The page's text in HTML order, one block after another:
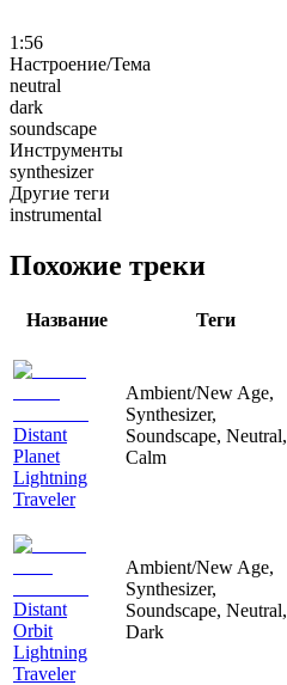
1:56
Настроение/Тема
neutral
dark
soundscape
Инструменты
synthesizer
Другие теги
instrumental
Похожие треки
Название Теги
Distant
Planet
Lightning
Traveler
Ambient/New Age,
Synthesizer,
Soundscape, Neutral,
Calm
Distant
Orbit
Lightning
Traveler
Ambient/New Age,
Synthesizer,
Soundscape, Neutral,
Dark